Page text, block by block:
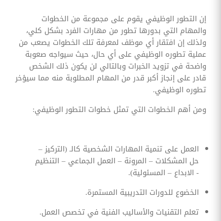
إن التطور الوظيفي يقوم على مجموعة من الخطوات
والمهام التي بدورها تطور من مهارات الفرد بشكل كلي،
ولذلك إن افتقار أي موظف لمعرفة تلك الخطوات يصعب من
عملية تطوره الوظيفي على أي حال، حيث سيواجه صعوبة
واضحة في تزويد الخبرات وبالتالي لن يكون ذلك الشخص
قادر على إنجاز أكبر قدر من المهام المطلوبة منه مما سيؤخر
تطوره الوظيفي.
ومن أهم الخطوات التي تمثل خطوات التطور الوظيفي:
العمل على تنمية المهارات الشخصية كالـ (التركيز –
حل المشكلات – المرونة – العمل الجماعي – التنظيم
- الابداع – المسئولية).
الخضوع للدورات التدريبية المستمرة.
تعلم التقنيات والأساليب الفنية في تخصص العمل.